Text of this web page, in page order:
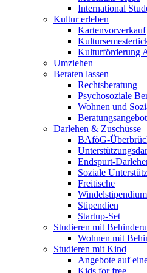
International
Kultur erleben
Kartenvorverkauf
Kulturförderung
Umziehen
Beraten lassen
Rechtsberatung
Psychosoziale
Wohnen und
Darlehen & Zuschüsse
BAföG-
Endspurt-
Soziale
Freitische
Windelstipendium
Stipendien
Startup-Set
Studieren mit
Wohnen mit
Studieren mit Kind
Angebote auf